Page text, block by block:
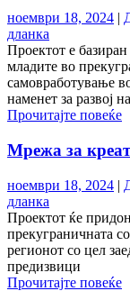
ноември 18, 2024 |
дланка
Проектот е
младите во
самовработување
наменет за развој
Прочитајте повеќе
Мрежа за
ноември 18, 2024 |
дланка
Проектот ќе
прекуграничната
регионот со цел
предизвици
Прочитајте повеќе